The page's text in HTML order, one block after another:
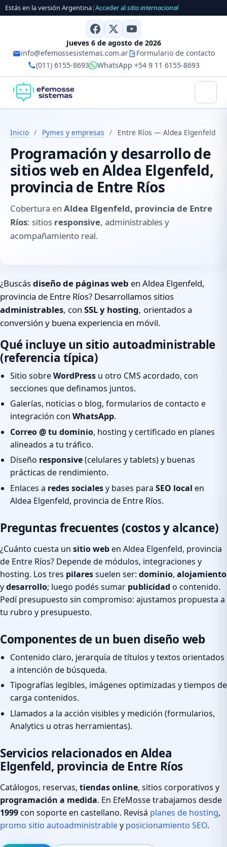
Estás en la versión Argentina|Acceder alsitio internacional
Jueves 6 de agosto de 2026
info@efemossesistemas.com.ar
Formulario de contacto
(011) 6155-8693
WhatsApp +54 9 11 6155-8693
Inicio / Pymes y empresas / Entre Ríos — Aldea Elgenfeld
Programación y desarrollo de
sitios web en Aldea Elgenfeld,
provincia de Entre Ríos
Cobertura en Aldea Elgenfeld, provincia de Entre
Ríos: sitios responsive, administrables y
acompañamiento real.
¿Buscásdiseño de páginas web en Aldea Elgenfeld,
provincia de Entre Ríos? Desarrollamos sitios
administrables, con SSL y hosting, orientados a
conversión y buena experiencia en móvil.
Qué incluye un sitio autoadministrable
(referencia típica)
Sitio sobreWordPress u otro CMS acordado, con
secciones que definamos juntos.
Galerías, noticias o blog, formularios de contacto e
integración con WhatsApp.
Correo @ tu dominio, hosting y certificado en planes
alineados a tu tráfico.
Diseño responsive(celulares y tablets) y buenas
prácticas de rendimiento.
Enlaces a redes socialesy bases para SEO local en
Aldea Elgenfeld, provincia de Entre Ríos.
Preguntas frecuentes (costos y alcance)
¿Cuánto cuesta un sitio weben Aldea Elgenfeld, provincia
de Entre Ríos? Depende de módulos, integraciones y
hosting. Los tres pilaressuelen ser: dominio, alojamiento
ydesarrollo; luego podés sumar publicidad o contenido.
Pedí presupuesto sin compromiso: ajustamos propuesta a
tu rubro y presupuesto.
Componentes de un buen diseño web
Contenido claro, jerarquía de títulos y textos orientados
a intención de búsqueda.
Tipografías legibles, imágenes optimizadas y tiempos de
carga contenidos.
Llamados a la acción visibles y medición (formularios,
Analytics u otras herramientas).
Servicios relacionados en Aldea
Elgenfeld, provincia de Entre Ríos
Catálogos, reservas, tiendas online, sitios corporativos y
programación a medida. En EfeMosse trabajamos desde
1999con soporte en castellano. Revisá planes de hosting,
promo sitio autoadministrabley posicionamiento SEO.